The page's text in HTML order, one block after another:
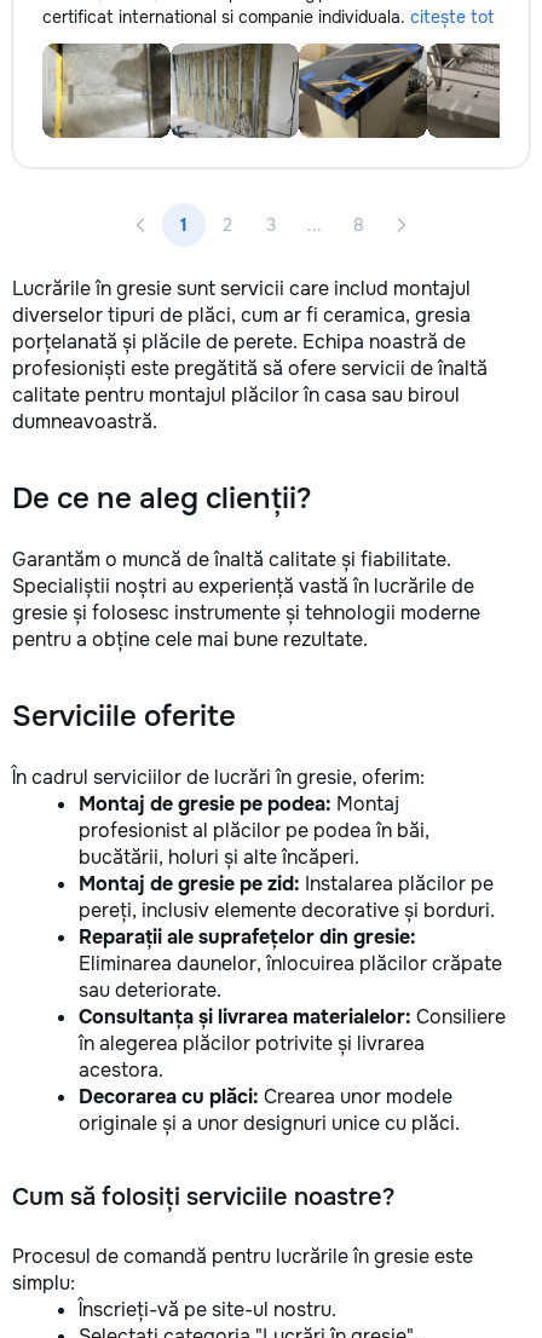
certificat international si companie individuala. citește tot
1 2 3 ... 8
Lucrările în gresie sunt servicii care includ montajul
diverselor tipuri de plăci, cum ar fi ceramica, gresia
porțelanată și plăcile de perete. Echipa noastră de
profesioniști este pregătită să ofere servicii de înaltă
calitate pentru montajul plăcilor în casa sau biroul
dumneavoastră.
De ce ne aleg clienții?
Garantăm o muncă de înaltă calitate și fiabilitate.
Specialiștii noștri au experiență vastă în lucrările de
gresie și folosesc instrumente și tehnologii moderne
pentru a obține cele mai bune rezultate.
Serviciile oferite
În cadrul serviciilor de lucrări în gresie, oferim:
Montaj de gresie pe podea: Montaj
profesionist al plăcilor pe podea în băi,
bucătării, holuri și alte încăperi.
Montaj de gresie pe zid: Instalarea plăcilor pe
pereți, inclusiv elemente decorative și borduri.
Reparații ale suprafețelor din gresie:
Eliminarea daunelor, înlocuirea plăcilor crăpate
sau deteriorate.
Consultanța și livrarea materialelor: Consiliere
în alegerea plăcilor potrivite și livrarea
acestora.
Decorarea cu plăci: Crearea unor modele
originale și a unor designuri unice cu plăci.
Cum să folosiți serviciile noastre?
Procesul de comandă pentru lucrările în gresie este
simplu:
Înscrieți-vă pe site-ul nostru.